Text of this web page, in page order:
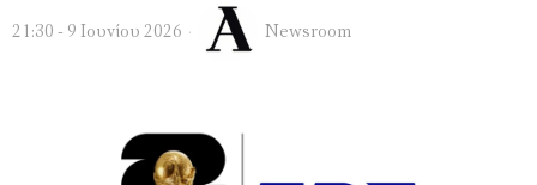
21:30 - 9 Ιουνίου 2026 Newsroom